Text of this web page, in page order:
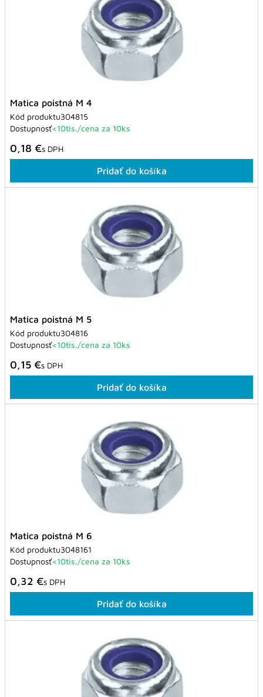
Matica poistná M 4
Kód produktu304815
Dostupnosť<10tis./cena za 10ks
0,18 €s DPH
Pridať do košíka
Matica poistná M 5
Kód produktu304816
Dostupnosť<10tis./cena za 10ks
0,15 €s DPH
Pridať do košíka
Matica poistná M 6
Kód produktu3048161
Dostupnosť<10tis./cena za 10ks
0,32 €s DPH
Pridať do košíka